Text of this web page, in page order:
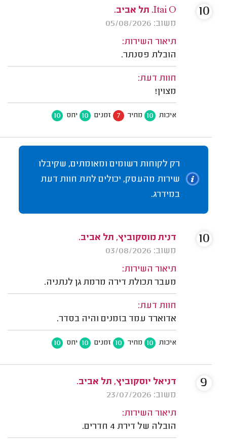
Itai O. תל אביב.
משוב: 05/08/2026
תיאור השירות:
הובלת פסנתר.
חוות דעת:
מצוין!
איכות 10 מחיר 7 זמנים 10 יחס 10
10
רק לקוחות רשומים ומאומתים, שקיבלו
שירות מהעסק, יכולים לתת חוות דעת
במידרג.
דנית מוסקוביץ, תל אביב.
משוב: 03/08/2026
תיאור השירות:
מעבר תכולת דירה מרמת גן לנתניה.
חוות דעת:
אדוארד עמד בזמנים והיה בסדר.
איכות 10 מחיר 10 זמנים 10 יחס 10
10
דניאל יוסקוביץ, תל אביב.
משוב: 23/07/2026
תיאור השירות:
הובלה של דירת 4 חדרים.
9